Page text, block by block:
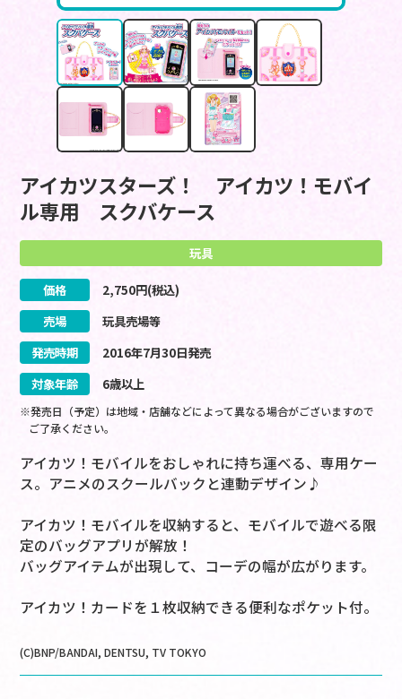
アイカツスターズ！ アイカツ！モバイ
ル専用 スクバケース
玩具
価格 2,750円(税込)
売場
玩具売場等
発売時期
2016年7月30日発売
対象年齢
6歳以上
※発売日（予定）は地域・店舗などによって異なる場合がございますので
ご了承ください。
アイカツ！モバイルをおしゃれに持ち運べる、専用ケー
ス。アニメのスクールバックと連動デザイン♪
アイカツ！モバイルを収納すると、モバイルで遊べる限
定のバッグアプリが解放！
バッグアイテムが出現して、コーデの幅が広がります。
アイカツ！カードを１枚収納できる便利なポケット付。
(C)BNP/BANDAI, DENTSU, TV TOKYO